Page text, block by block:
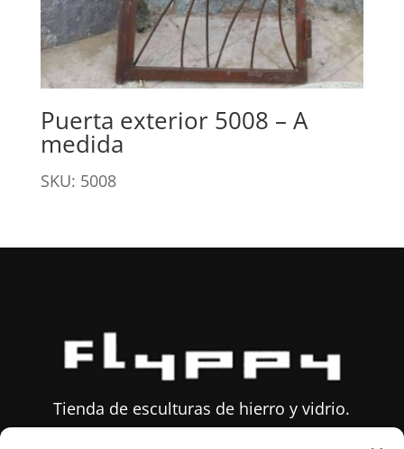
Puerta exterior 5008 – A
medida
SKU: 5008
Tienda de esculturas de hierro y vidrio.